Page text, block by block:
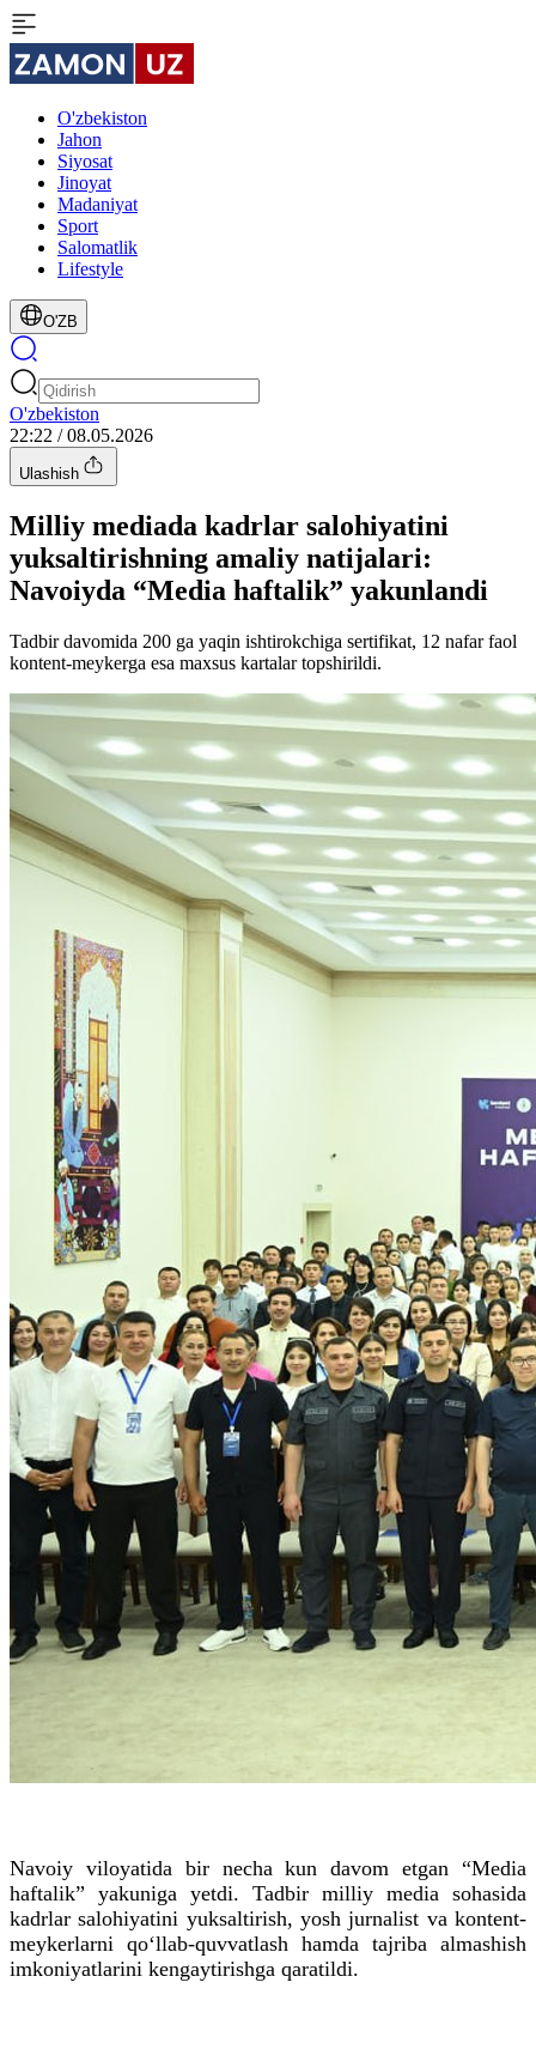
O'zbekiston
Jahon
Siyosat
Jinoyat
Madaniyat
Sport
Salomatlik
Lifestyle
O'ZB
O'zbekiston
22:22 / 08.05.2026
Ulashish
Milliy mediada kadrlar salohiyatini
yuksaltirishning amaliy natijalari:
Navoiyda “Media haftalik” yakunlandi
Tadbir davomida 200 ga yaqin ishtirokchiga sertifikat, 12 nafar faol
kontent-meykerga esa maxsus kartalar topshirildi.
Navoiy viloyatida bir necha kun davom etgan “Media
haftalik” yakuniga yetdi. Tadbir milliy media sohasida
kadrlar salohiyatini yuksaltirish, yosh jurnalist va kontent-
meykerlarni qo‘llab-quvvatlash hamda tajriba almashish
imkoniyatlarini kengaytirishga qaratildi.